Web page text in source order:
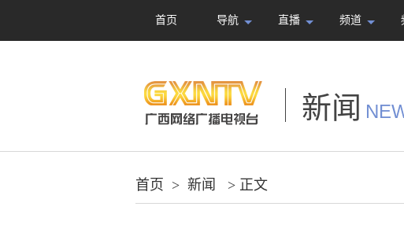
首页 导航 直播 频道
新闻
首页 > 新闻 > 正文